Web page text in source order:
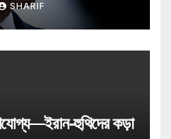
SHARIF
হুথিদের কড়া